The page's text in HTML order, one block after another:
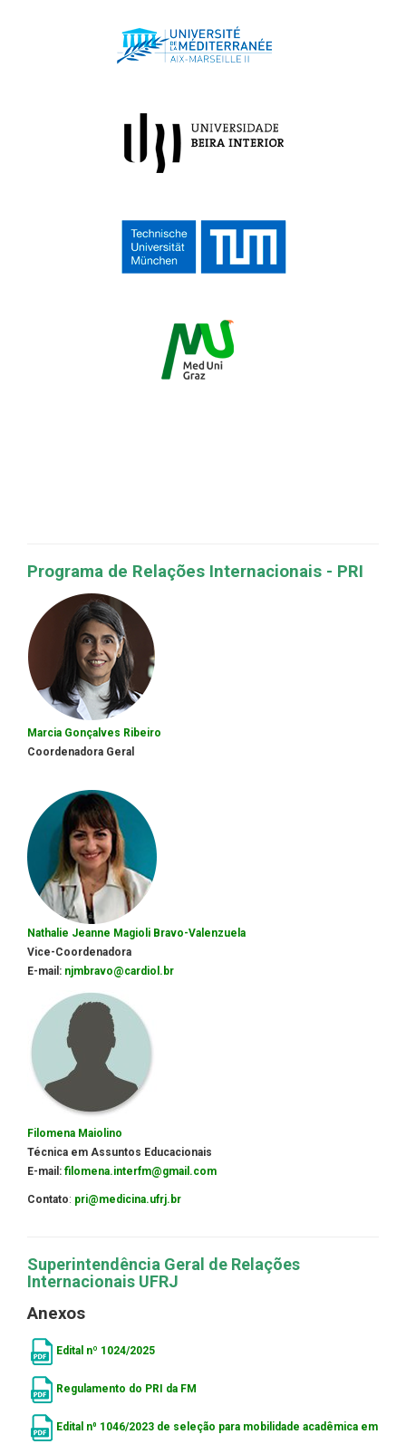
Programa de Relações Internacionais - PRI
Marcia Gonçalves Ribeiro
Coordenadora Geral
Nathalie Jeanne Magioli Bravo-Valenzuela
Vice-Coordenadora
E-mail : njmbravo@cardiol.br
Filomena Maiolino
Técnica em Assuntos Educacionais
E-mail: filomena.interfm@gmail.com
Contato: pri@medicina.ufrj.br
Superintendência Geral de Relações
Internacionais UFRJ
Anexos
Edital nº 1024/2025
Regulamento do PRI da FM
Edital n⁰ 1046/2023 de seleção para mobilidade acadêmica em